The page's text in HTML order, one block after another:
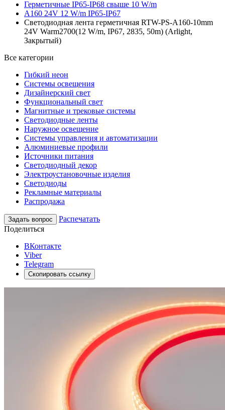
Герметичные IP65-IP68 свыше 10 W/m
A160 24V 12 W/m IP65-IP67
Светодиодная лента герметичная RTW-PS-A160-10mm
24V Warm2700(12 W/m, IP67, 2835, 50m) (Arlight,
Закрытый)
Все категории
Гибкий неон
Системы освещения
Дизайнерский свет
Функциональный свет
Магнитные и трековые системы
Светодиодные ленты
Наружное освещение
Системы управления и автоматизации
Алюминиевые профили
Источники питания
Светодиодный декор
Электроустановочные изделия
Светодиоды
Рекламные материалы
Распродажа
Задать вопрос
Распечатать
Поделиться
ВКонтакте
Viber
Telegram
Скопировать ссылку